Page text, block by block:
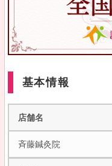
基本情報
店舗名
斉藤鍼灸院